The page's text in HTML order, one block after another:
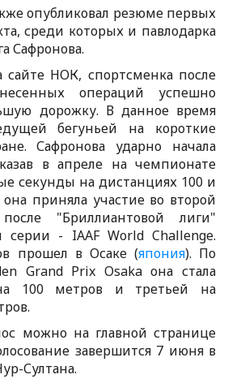
опубликовал резюме первых
среди которых и павлодарка
Сафронова.
сайте НОК, спортсменка после
операций успешно
дорожку. В данное время
бегуньей на короткие
Сафронова ударно начала
в апреле на чемпионате
секунды на дистанциях 100 и
приняла участие во второй
"Бриллиантовой лиги"
серии - IAAF World Challenge.
прошел в Осаке (япония). По
Grand Prix Osaka она стала
100 метров и третьей на
можно на главной странице
завершится 7 июня в
Султана.